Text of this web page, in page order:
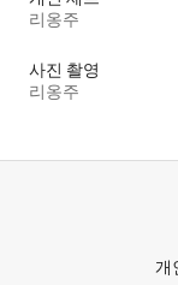
리옹주
사진 촬영
리옹주
개